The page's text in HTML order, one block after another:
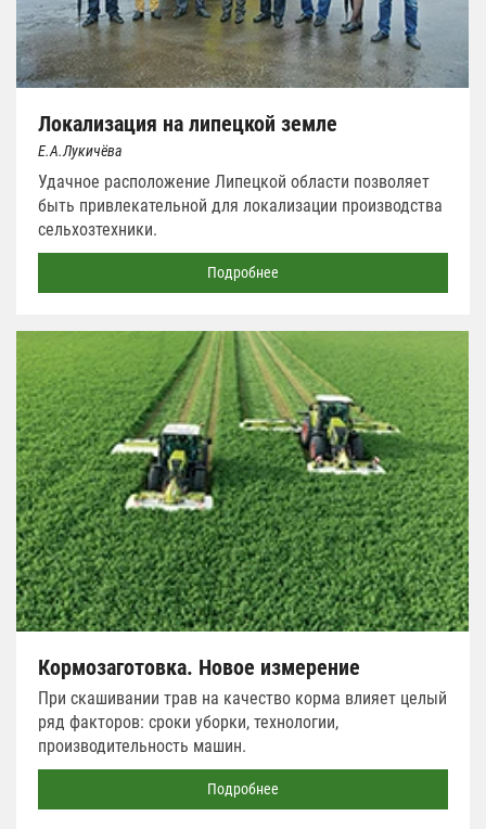
Локализация на липецкой земле
Е.А.Лукичёва
Удачное расположение Липецкой области позволяет
быть привлекательной для локализации производства
сельхозтехники.
Подробнее
Кормозаготовка. Новое измерение
При скашивании трав на качество корма влияет целый
ряд факторов: сроки уборки, технологии,
производительность машин.
Подробнее